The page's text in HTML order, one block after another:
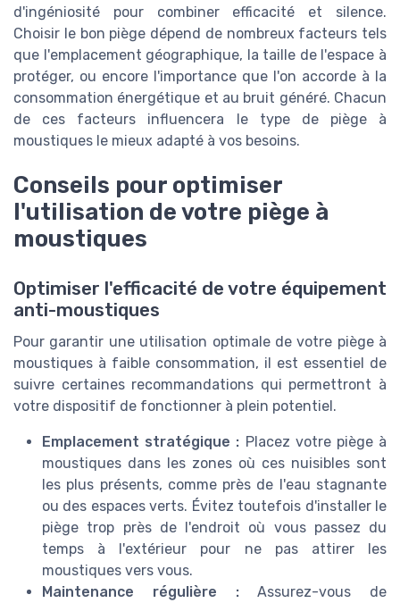
d'ingéniosité pour combiner efficacité et silence.
Choisir le bon piège dépend de nombreux facteurs tels
que l'emplacement géographique, la taille de l'espace à
protéger, ou encore l'importance que l'on accorde à la
consommation énergétique et au bruit généré. Chacun
de ces facteurs influencera le type de piège à
moustiques le mieux adapté à vos besoins.
Conseils pour optimiser
l'utilisation de votre piège à
moustiques
Optimiser l'efficacité de votre équipement
anti-moustiques
Pour garantir une utilisation optimale de votre piège à
moustiques à faible consommation, il est essentiel de
suivre certaines recommandations qui permettront à
votre dispositif de fonctionner à plein potentiel.
Emplacement stratégique : Placez votre piège à
moustiques dans les zones où ces nuisibles sont
les plus présents, comme près de l'eau stagnante
ou des espaces verts. Évitez toutefois d'installer le
piège trop près de l'endroit où vous passez du
temps à l'extérieur pour ne pas attirer les
moustiques vers vous.
Maintenance régulière :Assurez-vous de